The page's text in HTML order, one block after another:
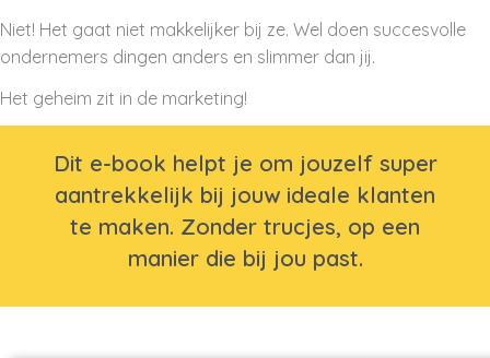
Niet! Het gaat niet makkelijker bij ze. Wel doen succesvolle
ondernemers dingen anders en slimmer dan jij.
Het geheim zit in de marketing!
Dit e-book helpt je om jouzelf super
aantrekkelijk bij jouw ideale klanten
te maken. Zonder trucjes, op een
manier die bij jou past.